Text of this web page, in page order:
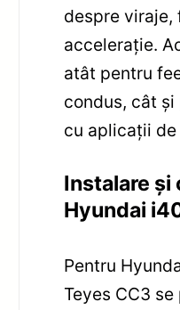
despre viraje,
accelerație.
atât pentru
condus, cât
cu aplicații
Instalare
Hyundai
Pentru
Teyes CC3